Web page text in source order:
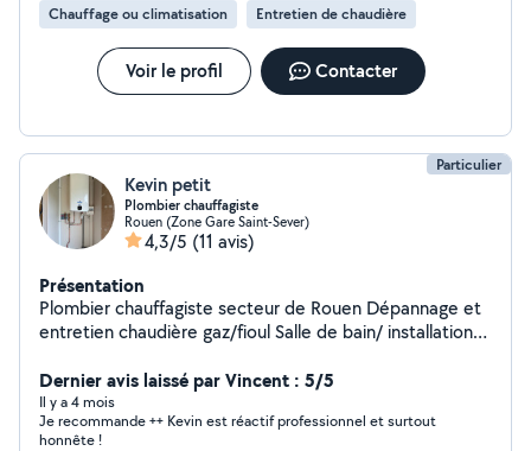
Chauffage ou climatisation Entretien de chaudière
Voir le profil Contacter
Particulier
Kevin petit
Plombier chauffagiste
Rouen (Zone Gare Saint-Sever)
4,3/5 (11 avis)
Présentation
Plombier chauffagiste secteur de Rouen Dépannage et
entretien chaudière gaz/fioul Salle de bain/ installation
/ballon d'eau chaude électrique ou thermodynamiques
Dernier avis laissé par Vincent : 5/5
Il y a 4 mois
Je recommande ++ Kevin est réactif professionnel et surtout
honnête !